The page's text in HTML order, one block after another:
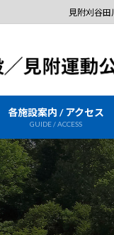
見附刈谷
各施設案内 / アクセス
GUIDE / ACCESS